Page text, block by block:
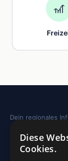
🎢
Dein regionales
deiner Region.
Diese
Cookies.